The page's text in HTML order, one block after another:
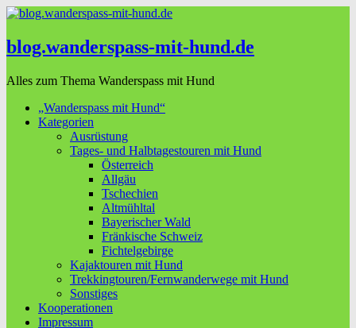
blog.wanderspass-mit-hund.de
Alles zum Thema Wanderspass mit Hund
„Wanderspass mit Hund“
Kategorien
Ausrüstung
Tages- und Halbtagestouren mit Hund
Österreich
Allgäu
Tschechien
Altmühltal
Bayerischer Wald
Fränkische Schweiz
Fichtelgebirge
Kajaktouren mit Hund
Trekkingtouren/Fernwanderwege mit Hund
Sonstiges
Kooperationen
Impressum